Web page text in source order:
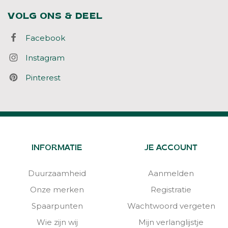
VOLG ONS & DEEL
Facebook
Instagram
Pinterest
INFORMATIE
Duurzaamheid
Onze merken
Spaarpunten
Wie zijn wij
JE ACCOUNT
Aanmelden
Registratie
Wachtwoord vergeten
Mijn verlanglijstje